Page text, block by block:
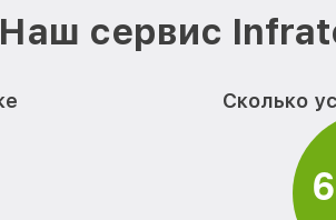
Наш сервис
Сколько
6